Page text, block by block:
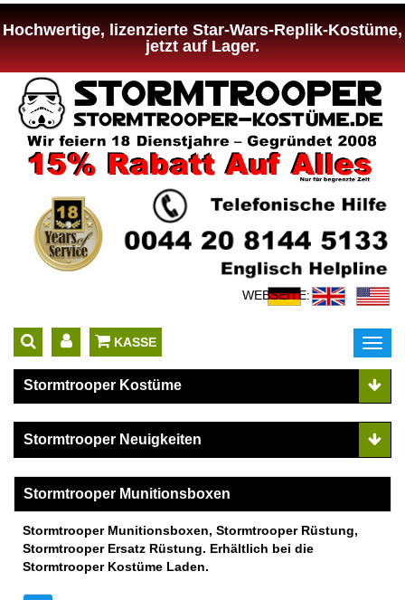
Hochwertige, lizenzierte Star-Wars-Replik-Kostüme,
jetzt auf Lager.
WEBSEITE:
KASSE
Stormtrooper Kostüme
Stormtrooper Neuigkeiten
Stormtrooper Munitionsboxen
Stormtrooper Munitionsboxen, Stormtrooper Rüstung,
Stormtrooper Ersatz Rüstung. Erhältlich bei die
Stormtrooper Kostüme Laden.